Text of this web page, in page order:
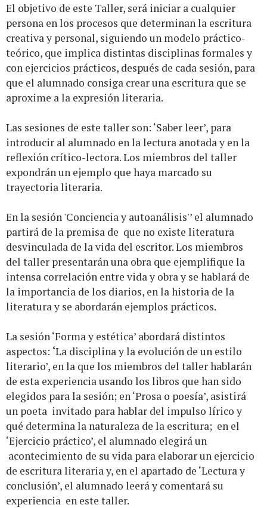
El objetivo de este Taller, será iniciar a cualquier
persona en los procesos que determinan la escritura
creativa y personal, siguiendo un modelo práctico-
teórico, que implica distintas disciplinas formales y
con ejercicios prácticos, después de cada sesión, para
que el alumnado consiga crear una escritura que se
aproxime a la expresión literaria.
Las sesiones de este taller son: ‘Saber leer’, para
introducir al alumnado en la lectura anotada y en la
reflexión crítico-lectora. Los miembros del taller
expondrán un ejemplo que haya marcado su
trayectoria literaria.
En la sesión 'Conciencia y autoanálisis'’ el alumnado
partirá de la premisa de que no existe literatura
desvinculada de la vida del escritor. Los miembros
del taller presentarán una obra que ejemplifique la
intensa correlación entre vida y obra y se hablará de
la importancia de los diarios, en la historia de la
literatura y se abordarán ejemplos prácticos.
La sesión ‘Forma y estética’ abordará distintos
aspectos: ‘La disciplina y la evolución de un estilo
literario’, en la que los miembros del taller hablarán
de esta experiencia usando los libros que han sido
elegidos para la sesión; en ‘Prosa o poesía’, asistirá
un poeta invitado para hablar del impulso lírico y
qué determina la naturaleza de la escritura; en el
‘Ejercicio práctico’, el alumnado elegirá un
acontecimiento de su vida para elaborar un ejercicio
de escritura literaria y, en el apartado de ‘Lectura y
conclusión’, el alumnado leerá y comentará su
experiencia en este taller.